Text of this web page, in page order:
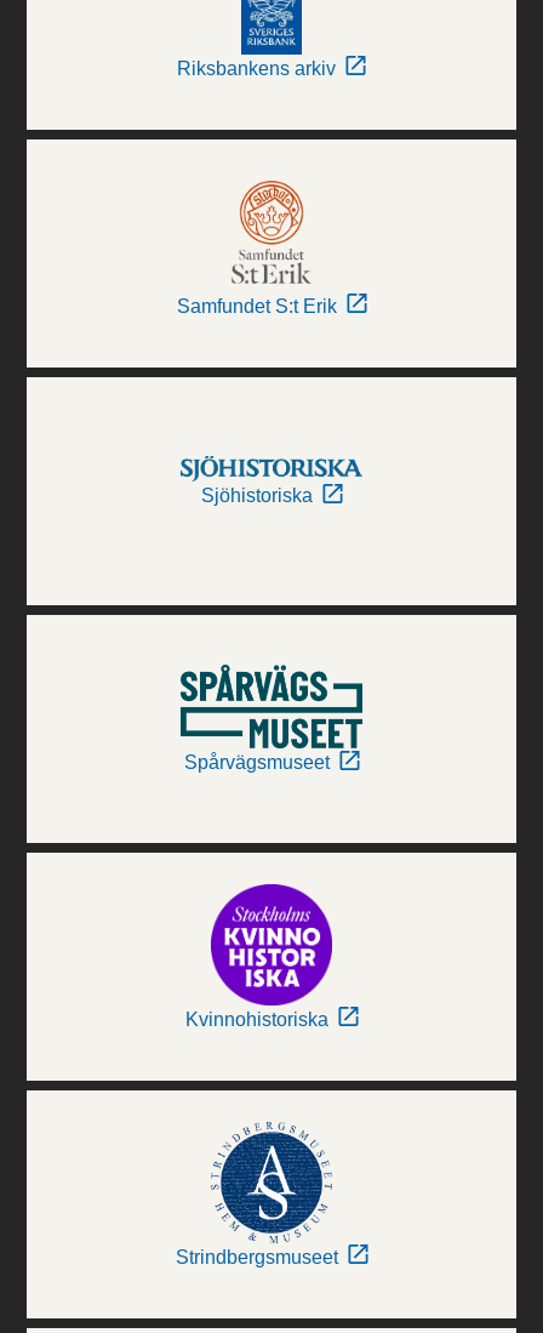
Riksbankens arkiv
Samfundet S:t Erik
Sjöhistoriska
Spårvägsmuseet
Kvinnohistoriska
Strindbergsmuseet